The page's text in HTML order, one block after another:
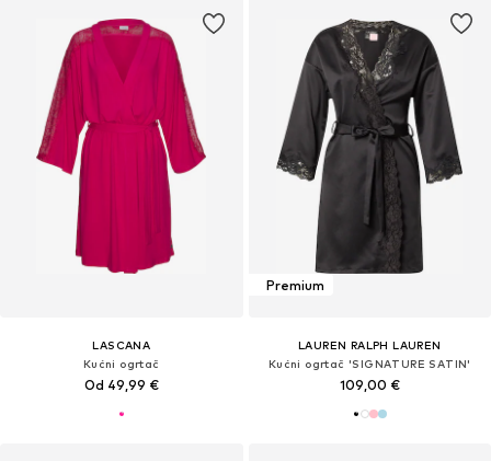
LASCANA
Kućni ogrtač
Od 49,99 €
Premium
LAUREN RALPH LAUREN
Kućni ogrtač 'SIGNATURE SATIN'
109,00 €